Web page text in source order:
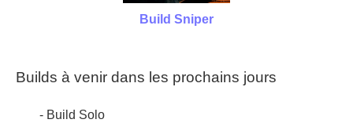
Build Sniper
Builds à venir dans les prochains jours
- Build Solo